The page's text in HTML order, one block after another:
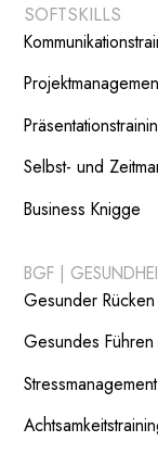
SOFTSKILLS
Selbst- und
Business Knigge
BGF |
Gesunder Rücken
Gesundes Führen
Stressmanagement